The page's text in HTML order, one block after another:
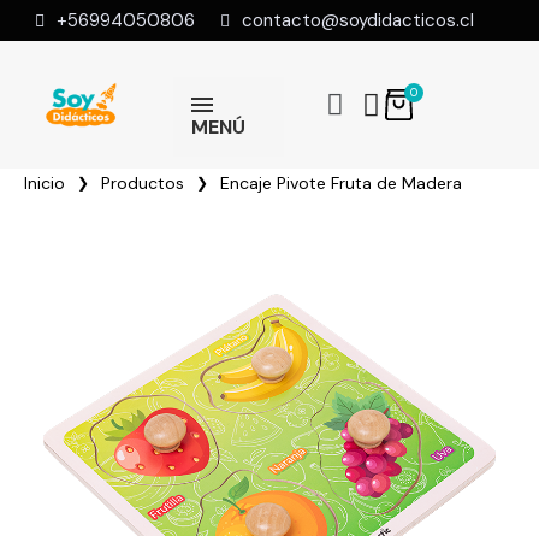
+56994050806 contacto@soydidacticos.cl
MENÚ
Inicio Productos Encaje Pivote Fruta de Madera